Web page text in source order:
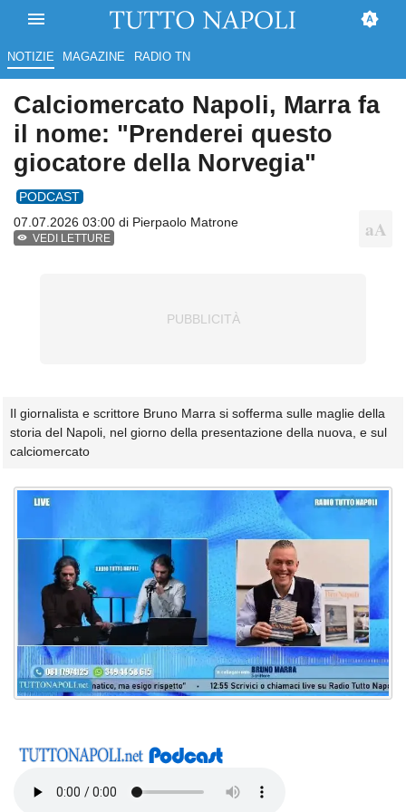
NOTIZIE MAGAZINE RADIO TN
Calciomercato Napoli, Marra fa
il nome: "Prenderei questo
giocatore della Norvegia"
PODCAST
07.07.2026 03:00 di Pierpaolo Matrone
VEDI LETTURE
Il giornalista e scrittore Bruno Marra si sofferma sulle maglie della
storia del Napoli, nel giorno della presentazione della nuova, e sul
calciomercato